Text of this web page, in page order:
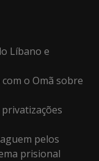
Líbano e
o Omã sobre
pelos
prisional